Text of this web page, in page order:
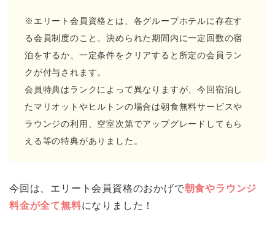
※エリート会員資格とは、各グループホテルに存在す
る会員制度のこと。決められた期間内に一定回数の宿
泊をするか、一定条件をクリアすると所定の会員ラン
クが付与されます。
会員特典はランクによって異なりますが、今回宿泊し
たマリオットやヒルトンの場合は朝食無料サービスや
ラウンジの利用、空室次第でアップグレードしてもら
える等の特典がありました。
今回は、エリート会員資格のおかげで朝食やラウンジ
料金が全て無料になりました！